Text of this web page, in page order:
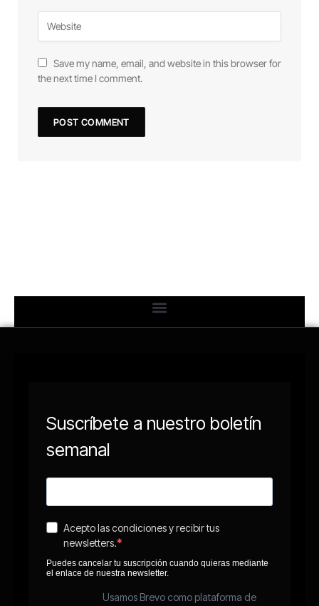
Save my name, email, and website in this browser for
the next time I comment.